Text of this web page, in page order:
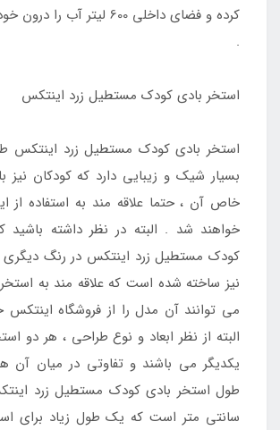
کرده و فضای داخلی 600 لیتر
.
استخر بادی کودک مستطیل زرد اینتکس
استخر بادی کودک مستطیل زرد اینتکس
بسیار شیک و زیبایی دارد که کودکان نیز
خاص آن ، حتما علاقه مند به استفاده از
خواهند شد . البته در نظر داشته باشید
کودک مستطیل زرد اینتکس در رنگ
نیز ساخته شده است که علاقه مند به
می توانند آن مدل را از فروشگاه اینتکس
البته از نظر ابعاد و نوع طراحی ، هر دو
یکدیگر می باشند و تفاوتی در میان آن
سانتی متر است که یک طول زیاد برای